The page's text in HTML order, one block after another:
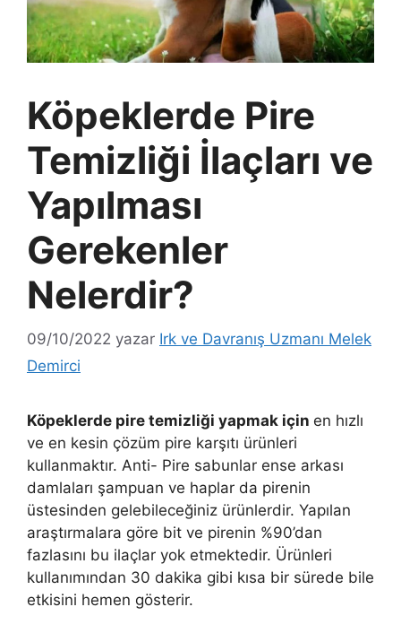
Köpeklerde Pire
Temizliği İlaçları ve
Yapılması
Gerekenler
Nelerdir?
09/10/2022 yazar Irk ve Davranış Uzmanı Melek
Demirci
Köpeklerde pire temizliği yapmak için en hızlı
ve en kesin çözüm pire karşıtı ürünleri
kullanmaktır. Anti- Pire sabunlar ense arkası
damlaları şampuan ve haplar da pirenin
üstesinden gelebileceğiniz ürünlerdir. Yapılan
araştırmalara göre bit ve pirenin %90’dan
fazlasını bu ilaçlar yok etmektedir. Ürünleri
kullanımından 30 dakika gibi kısa bir sürede bile
etkisini hemen gösterir.